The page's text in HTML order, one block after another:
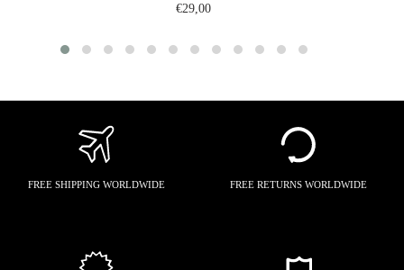
Regular
€29,00
FREE SHIPPING WORLDWIDE FREE RETURNS WORLDWIDE